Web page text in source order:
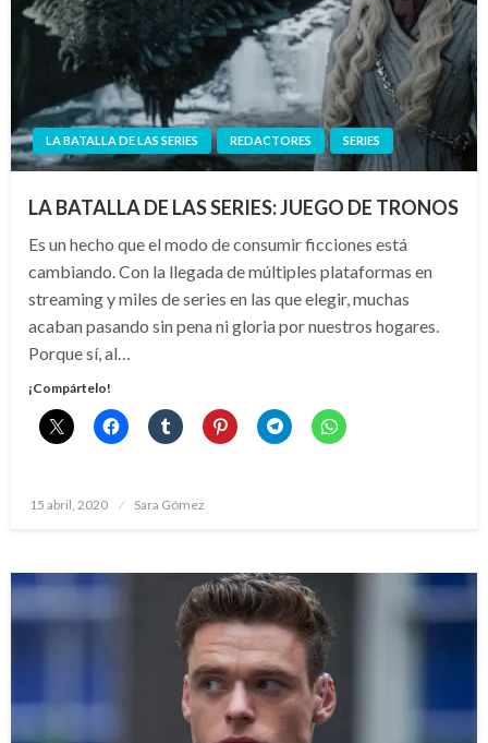
LA BATALLA DE LAS SERIES REDACTORES SERIES
LA BATALLA DE LAS SERIES: JUEGO DE TRONOS
Es un hecho que el modo de consumir ficciones está
cambiando. Con la llegada de múltiples plataformas en
streaming y miles de series en las que elegir, muchas
acaban pasando sin pena ni gloria por nuestros hogares.
Porque sí, al…
¡Compártelo!
Publicado
15 abril, 2020 Sara Gómez